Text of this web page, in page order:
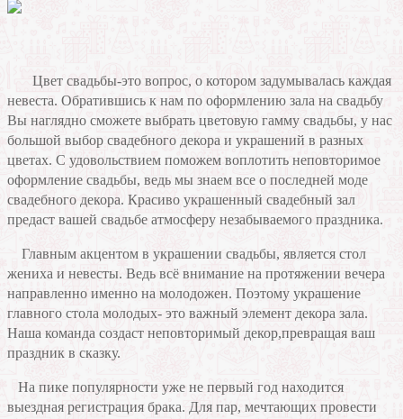
Цвет свадьбы-это вопрос, о котором задумывалась каждая
невеста. Обратившись к нам по оформлению зала на свадьбу
Вы наглядно сможете выбрать цветовую гамму свадьбы, у нас
большой выбор свадебного декора и украшений в разных
цветах. С удовольствием поможем воплотить неповторимое
оформление свадьбы, ведь мы знаем все о последней моде
свадебного декора. Красиво украшенный свадебный зал
предаст вашей свадьбе атмосферу незабываемого праздника.
Главным акцентом в украшении свадьбы, является стол
жениха и невесты. Ведь всё внимание на протяжении вечера
направленно именно на молодожен. Поэтому украшение
главного стола молодых- это важный элемент декора зала.
Наша команда создаст неповторимый декор,превращая ваш
праздник в сказку.
На пике популярности уже не первый год находится
выездная регистрация брака. Для пар, мечтающих провести